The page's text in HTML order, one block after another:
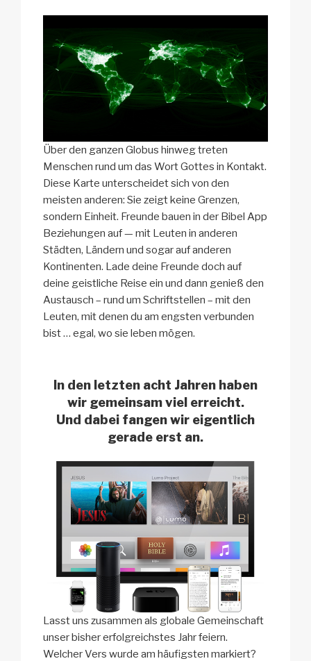
Über den ganzen Globus hinweg treten
Menschen rund um das Wort Gottes in Kontakt.
Diese Karte unterscheidet sich von den
meisten anderen: Sie zeigt keine Grenzen,
sondern Einheit. Freunde bauen in der Bibel App
Beziehungen auf — mit Leuten in anderen
Städten, Ländern und sogar auf anderen
Kontinenten. Lade deine Freunde doch auf
deine geistliche Reise ein und dann genieß den
Austausch – rund um Schriftstellen – mit den
Leuten, mit denen du am engsten verbunden
bist … egal, wo sie leben mögen.
In den letzten acht Jahren haben
wir gemeinsam viel erreicht.
Und dabei fangen wir eigentlich
gerade erst an.
Lasst uns zusammen als globale Gemeinschaft
unser bisher erfolgreichstes Jahr feiern.
Welcher Vers wurde am häufigsten markiert?